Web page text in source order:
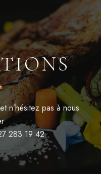
n’hésitez pas à nous
283 19 42